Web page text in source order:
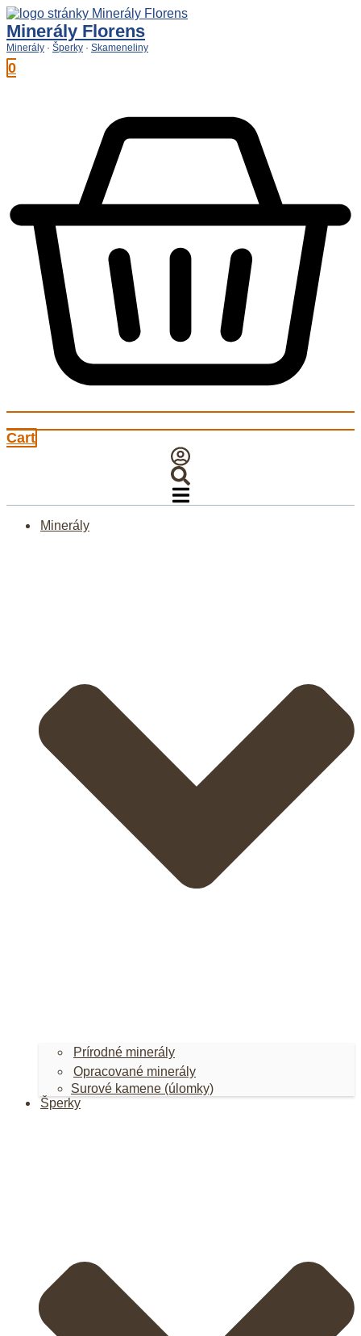
Preskočiť
na
obsah
Minerály Florens
Minerály · Šperky · Skameneliny
0
Cart
Minerály
Prírodné minerály
Opracované minerály
Surové kamene (úlomky)
Šperky